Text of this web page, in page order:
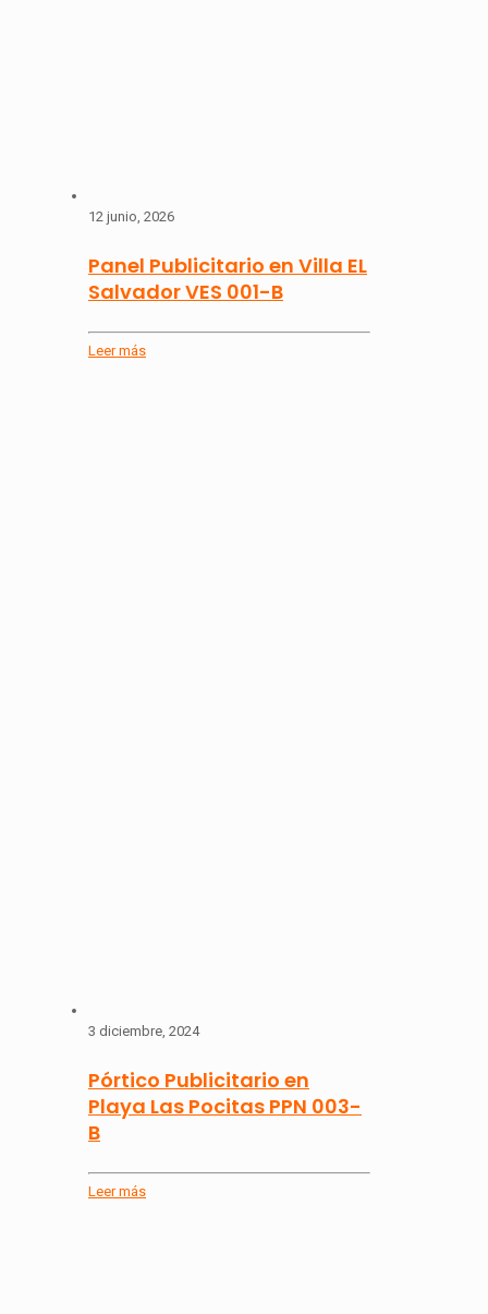
12 junio, 2026
Panel Publicitario en Villa EL
Salvador VES 001-B
Leer más
3 diciembre, 2024
Pórtico Publicitario en
Playa Las Pocitas PPN 003-
B
Leer más